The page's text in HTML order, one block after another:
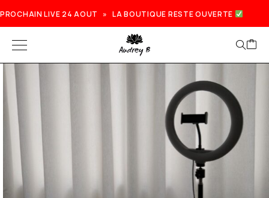
PROCHAIN LIVE 24 AOUT » LA BOUTIQUE RESTE OUVERTE